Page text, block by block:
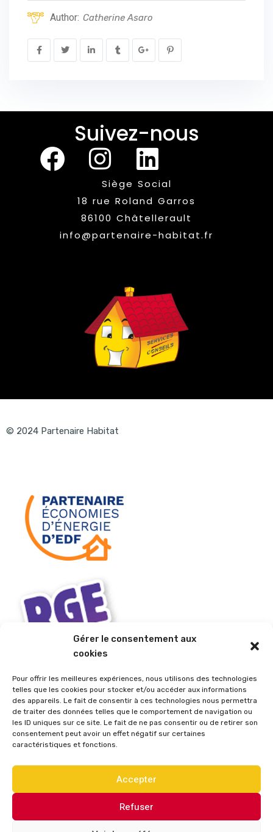
Gérer le consentement aux
cookies
Pour offrir les meilleures expériences, nous utilisons des technologies
telles que les cookies pour stocker et/ou accéder aux informations
des appareils. Le fait de consentir à ces technologies nous permettra
de traiter des données telles que le comportement de navigation ou
les ID uniques sur ce site. Le fait de ne pas consentir ou de retirer son
consentement peut avoir un effet négatif sur certaines
caractéristiques et fonctions.
Accepter
Refuser
Author: Catherine Asaro
Suivez-nous
Siège Social
18 rue Roland Garros
86100 Châtellerault
info@partenaire-habitat.fr
© 2024 Partenaire Habitat